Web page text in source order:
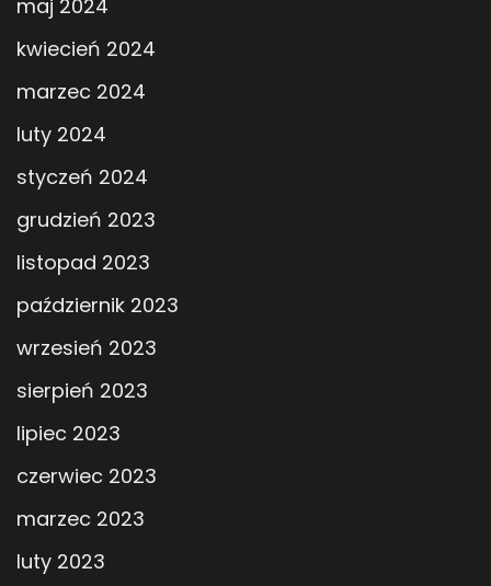
maj 2024
kwiecień 2024
marzec 2024
luty 2024
styczeń 2024
grudzień 2023
listopad 2023
październik 2023
wrzesień 2023
sierpień 2023
lipiec 2023
czerwiec 2023
marzec 2023
luty 2023